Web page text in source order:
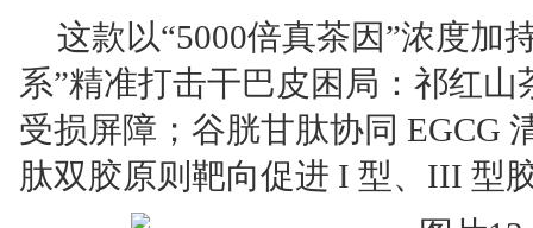
这款以“5000倍真茶因”浓度加
系”精准打击干巴皮困局：祁红
受损屏障；谷胱甘肽协同 EGCG
肽双胶原则靶向促进 I 型、III 型